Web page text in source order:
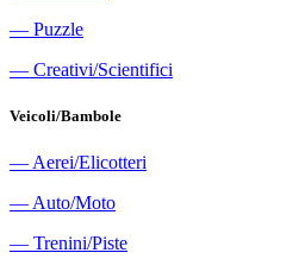
― Puzzle
― Creativi/Scientifici
Veicoli/Bambole
― Aerei/Elicotteri
― Auto/Moto
― Trenini/Piste